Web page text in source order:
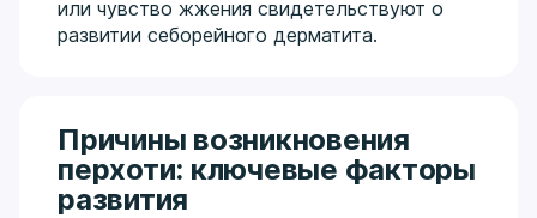
или чувство жжения свидетельствуют о
развитии себорейного дерматита.
Причины возникновения
перхоти: ключевые факторы
развития